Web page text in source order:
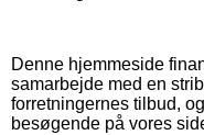
Denne hjemmeside
samarbejde med en
forretningernes tilbud,
besøgende på vores